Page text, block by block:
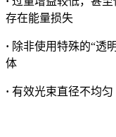
存在能量损失
· 除非使用特殊的“透
体
· 有效光束直径不均匀